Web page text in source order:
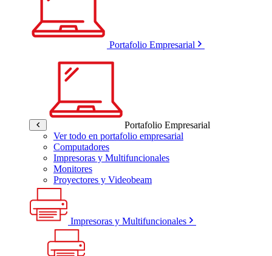
Portafolio Empresarial
Portafolio Empresarial
Ver todo en portafolio empresarial
Computadores
Impresoras y Multifuncionales
Monitores
Proyectores y Videobeam
Impresoras y Multifuncionales